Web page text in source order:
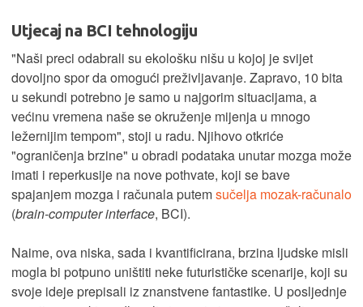
Utjecaj na BCI tehnologiju
"Naši preci odabrali su ekološku nišu u kojoj je svijet
dovoljno spor da omogući preživljavanje. Zapravo, 10 bita
u sekundi potrebno je samo u najgorim situacijama, a
većinu vremena naše se okruženje mijenja u mnogo
ležernijim tempom", stoji u radu. Njihovo otkriće
"ograničenja brzine" u obradi podataka unutar mozga može
imati i reperkusije na nove pothvate, koji se bave
spajanjem mozga i računala putemsučelja mozak-računalo
(brain-computer interface, BCI).
Naime, ova niska, sada i kvantificirana, brzina ljudske misli
mogla bi potpuno uništiti neke futurističke scenarije, koji su
svoje ideje prepisali iz znanstvene fantastike. U posljednje